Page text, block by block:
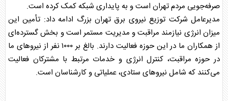
صرفه‌جویی مردم تهران است و به پایداری شبکه کمک کرده است.
مدیرعامل شرکت توزیع نیروی برق تهران بزرگ ادامه داد: تأمین این
میزان انرژی نیازمند مراقبت و مدیریت مستمر است و بخش گسترده‌ای
از همکاران ما در این حوزه فعالیت دارند. بالغ بر ۱۰۰۰ نفر از نیروهای ما
در حوزه مراقبت، کنترل انرژی و خدمات مرتبط با مشترکان فعالیت
می‌کنند که شامل نیروهای ستادی، عملیاتی و کارشناسان است.